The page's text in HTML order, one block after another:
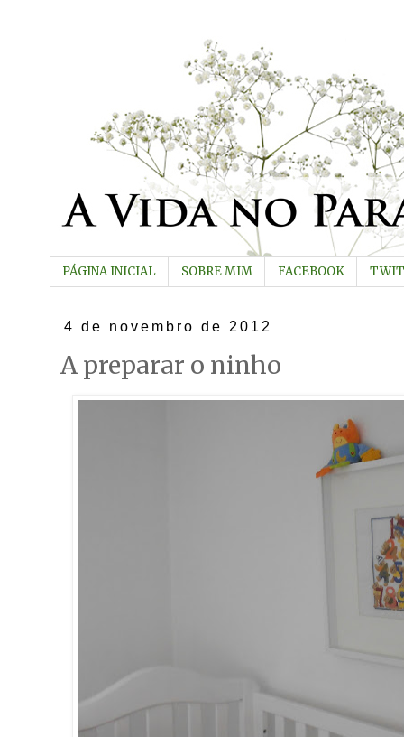
PÁGINA INICIAL SOBRE MIM FACEBOOK
4 de novembro de 2012
A preparar o ninho